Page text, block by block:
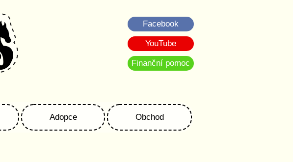
Facebook
YouTube
Finanční pomoc
Adopce Obchod